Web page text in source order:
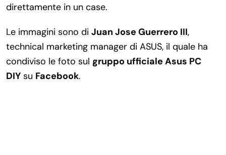
direttamente in un case.
Le immagini sono di Juan Jose Guerrero III,
technical marketing manager di ASUS, il quale ha
condiviso le foto sul gruppo ufficiale Asus PC
DIY su Facebook.